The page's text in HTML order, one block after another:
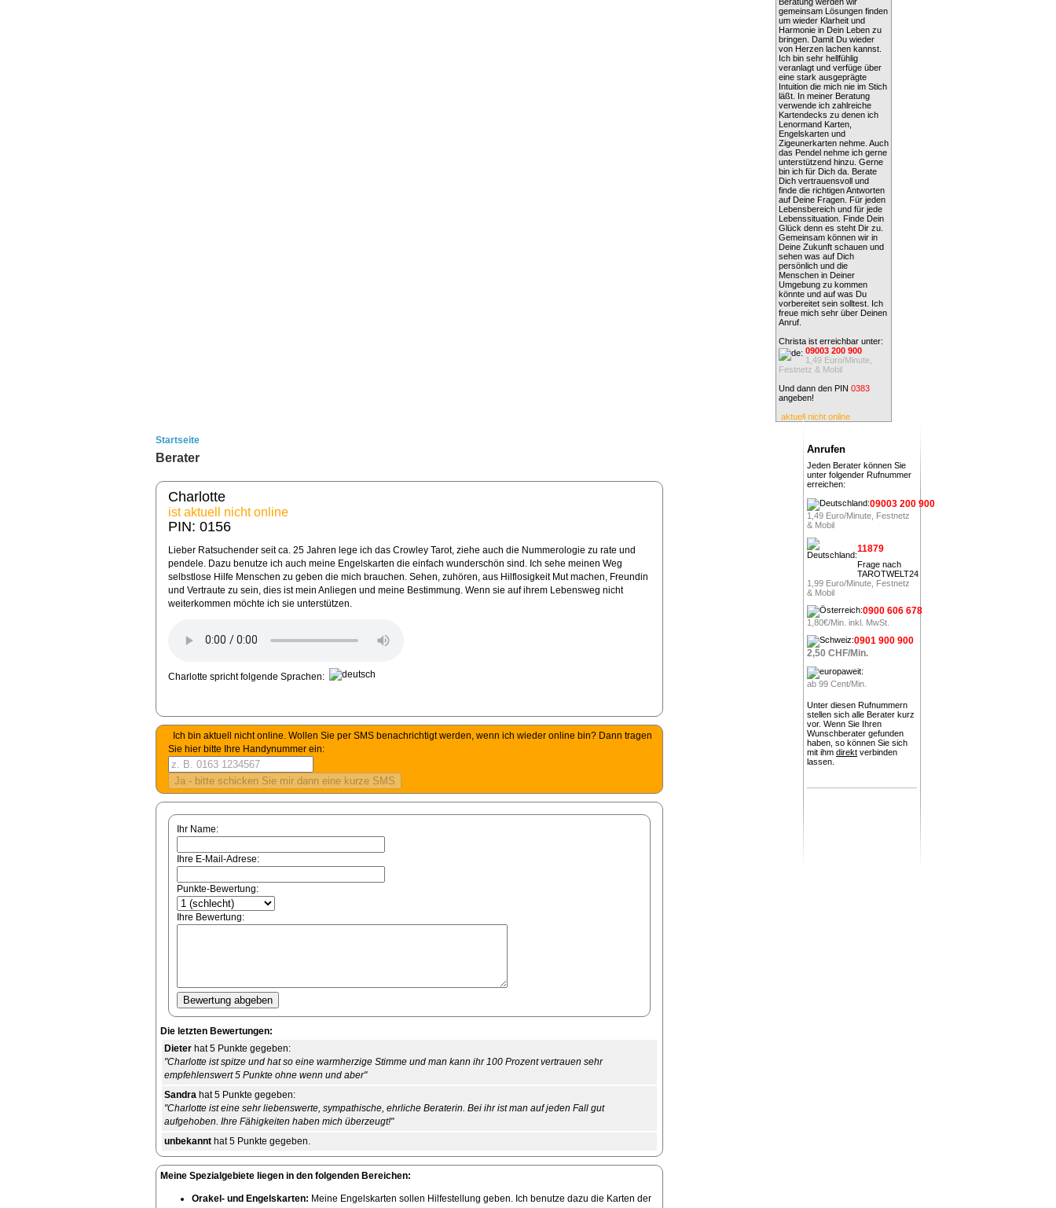
gemeinsam Lösungen finden
um wieder Klarheit und
Harmonie in Dein Leben zu
bringen. Damit Du wieder
von Herzen lachen kannst.
Ich bin sehr hellfühlig
veranlagt und verfüge über
eine stark ausgeprägte
Intuition die mich nie im Stich
läßt. In meiner Beratung
verwende ich zahlreiche
Kartendecks zu denen ich
Lenormand Karten,
Engelskarten und
Zigeunerkarten nehme. Auch
das Pendel nehme ich gerne
unterstützend hinzu. Gerne
bin ich für Dich da. Berate
Dich vertrauensvoll und
finde die richtigen Antworten
auf Deine Fragen. Für jeden
Lebensbereich und für jede
Lebenssituation. Finde Dein
Glück denn es steht Dir zu.
Gemeinsam können wir in
Deine Zukunft schauen und
sehen was auf Dich
persönlich und die
Menschen in Deiner
Umgebung zu kommen
könnte und auf was Du
vorbereitet sein solltest. Ich
freue mich sehr über Deinen
Anruf.
Christa ist erreichbar unter:
09003 200 900
1,49 Euro/Minute,
Festnetz & Mobil
Und dann den PIN 0383
angeben!
aktuell nicht online
Startseite
Berater
Charlotte
ist aktuell nicht online
PIN: 0156
Lieber Ratsuchender seit ca. 25 Jahren lege ich das Crowley Tarot, ziehe auch die Nummerologie zu rate und
pendele. Dazu benutze ich auch meine Engelskarten die einfach wunderschön sind. Ich sehe meinen Weg
selbstlose Hilfe Menschen zu geben die mich brauchen. Sehen, zuhören, aus Hilflosigkeit Mut machen, Freundin
und Vertraute zu sein, dies ist mein Anliegen und meine Bestimmung. Wenn sie auf ihrem Lebensweg nicht
weiterkommen möchte ich sie unterstützen.
Charlotte spricht folgende Sprachen:
Ich bin aktuell nicht online. Wollen Sie per SMS benachrichtigt werden, wenn ich wieder online bin? Dann tragen
Sie hier bitte Ihre Handynummer ein:
Ihr Name:
Ihre E-Mail-Adrese:
Punkte-Bewertung:
Ihre Bewertung:
Die letzten Bewertungen:
Dieter hat 5 Punkte gegeben:
"Charlotte ist spitze und hat so eine warmherzige Stimme und man kann ihr 100 Prozent vertrauen sehr
empfehlenswert 5 Punkte ohne wenn und aber"
Sandra hat 5 Punkte gegeben:
"Charlotte ist eine sehr liebenswerte, sympathische, ehrliche Beraterin. Bei ihr ist man auf jeden Fall gut
aufgehoben. Ihre Fähigkeiten haben mich überzeugt!"
unbekannt hat 5 Punkte gegeben.
Meine Spezialgebiete liegen in den folgenden Bereichen:
Orakel- und Engelskarten: Meine Engelskarten sollen Hilfestellung geben. Ich benutze dazu die Karten der
Anrufen
Jeden Berater können Sie
unter folgender Rufnummer
erreichen:
09003 200 900
1,49 Euro/Minute, Festnetz
& Mobil
11879
Frage nach
TAROTWELT24
1,99 Euro/Minute, Festnetz
& Mobil
0900 606 678
1,80€/Min. inkl. MwSt.
0901 900 900
2,50 CHF/Min.
ab 99 Cent/Min.
Unter diesen Rufnummern
stellen sich alle Berater kurz
vor. Wenn Sie Ihren
Wunschberater gefunden
haben, so können Sie sich
mit ihm direkt verbinden
lassen.